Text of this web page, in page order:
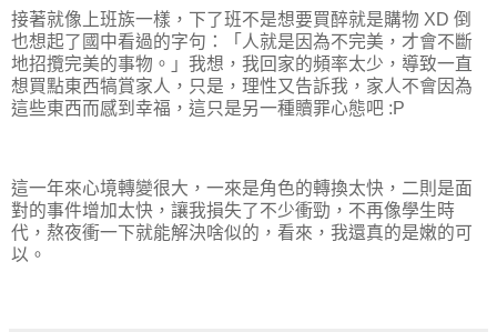
接著就像上班族一樣，下了班不是想要買醉就是購物 XD 倒
也想起了國中看過的字句：「人就是因為不完美，才會不斷
地招攬完美的事物。」我想，我回家的頻率太少，導致一直
想買點東西犒賞家人，只是，理性又告訴我，家人不會因為
這些東西而感到幸福，這只是另一種贖罪心態吧 :P
這一年來心境轉變很大，一來是角色的轉換太快，二則是面
對的事件增加太快，讓我損失了不少衝勁，不再像學生時
代，熬夜衝一下就能解決啥似的，看來，我還真的是嫩的可
以。